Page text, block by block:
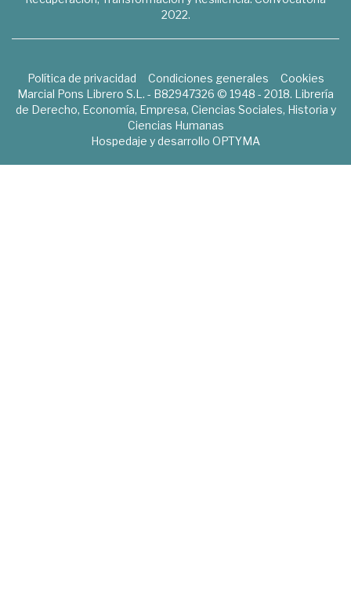
2022.
Política de privacidad Condiciones generales
Cookies
Marcial Pons Librero S.L. - B82947326 © 1948 - 2018. Librería
de Derecho, Economía, Empresa, Ciencias Sociales, Historia y
Ciencias Humanas
Hospedaje y desarrollo OPTYMA